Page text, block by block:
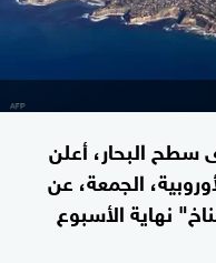
البحار، أعلن
الجمعة، عن
نهاية الأسبوع